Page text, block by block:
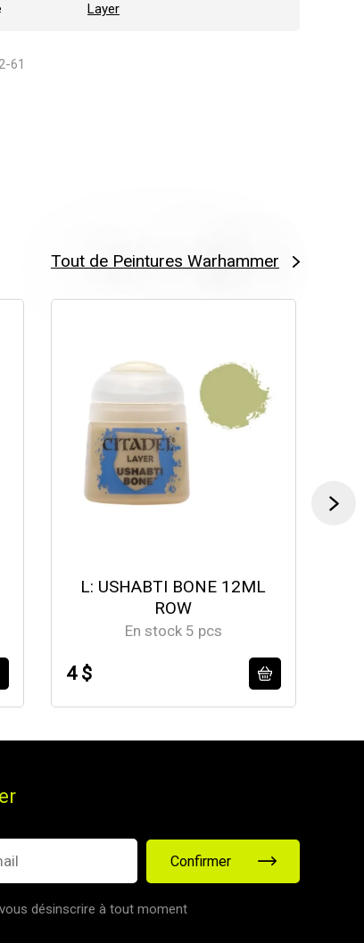
Layer
61
Tout de Peintures Warhammer
L: USHABTI BONE 12ML
ROW
En stock 5 pcs
4 $
Confirmer
désinscrire à tout moment